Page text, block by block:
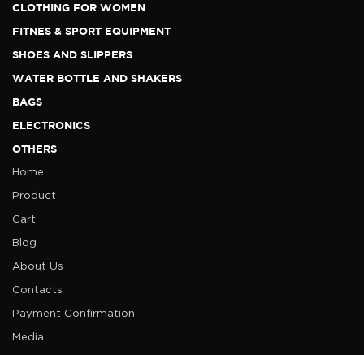
CLOTHING FOR WOMEN
FITNES & SPORT EQUIPMENT
SHOES AND SLIPPERS
WATER BOTTLE AND SHAKERS
BAGS
ELECTRONICS
OTHERS
Home
Product
Cart
Blog
About Us
Contacts
Payment Confirmation
Media